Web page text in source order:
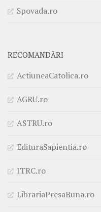
Spovada.ro
RECOMANDĂRI
ActiuneaCatolica.ro
AGRU.ro
ASTRU.ro
EdituraSapientia.ro
ITRC.ro
LibrariaPresaBuna.ro